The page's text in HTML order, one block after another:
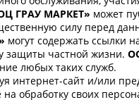
ГРАУ МАРКЕТ» может
силу перед
могут содержать ссылки
защиты частной жизни.
любых таких служб.
интернет-сайт и/или
на обработку своих